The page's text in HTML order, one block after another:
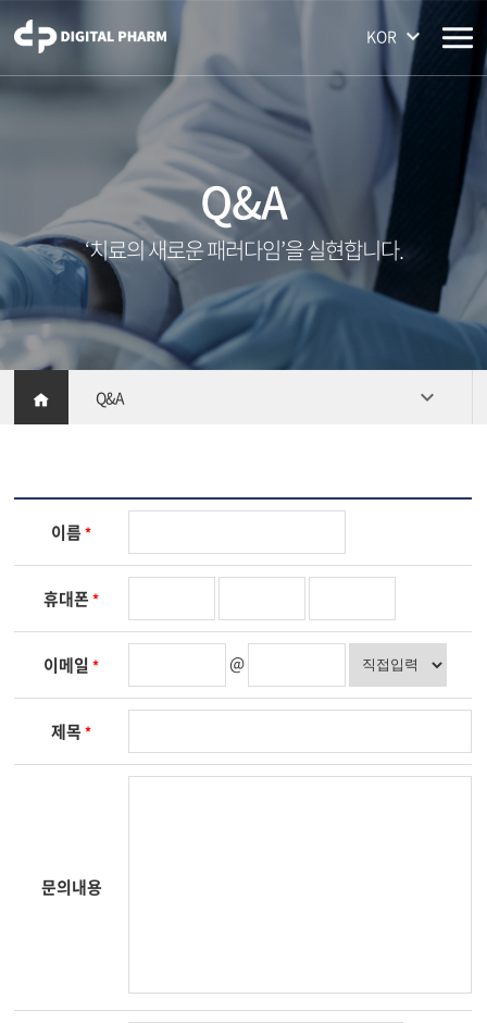
KOR
Q&A
‘치료의 새로운 패러다임’을 실현합니다.
Q&A
이름*
휴대폰*
이메일* @
제목*
문의내용